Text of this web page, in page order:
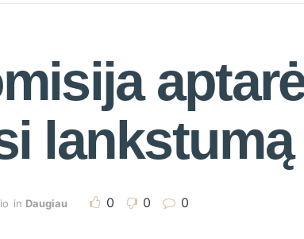
lankstumą
in Daugiau 0 0 0